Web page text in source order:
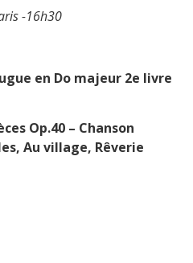
-16h30
en Do majeur 2e livre
Op.40 – Chanson
Au village, Rêverie